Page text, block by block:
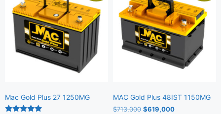
Mac Gold Plus 27 1250MG MAC Gold Plus 48IST 1150MG
$713,000 $619,000